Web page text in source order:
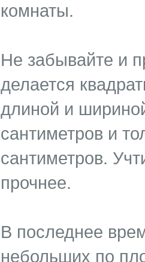
комнаты.
Не забывайте и
делается
длиной и
сантиметров и
сантиметров.
прочнее.
В последнее
небольших по